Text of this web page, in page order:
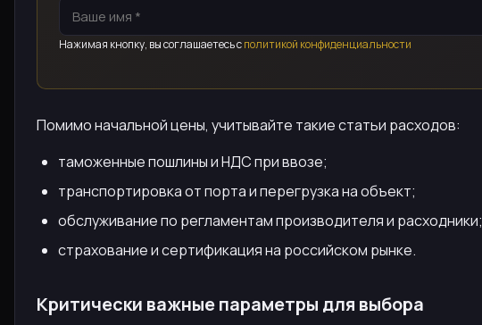
Нажимая кнопку, вы соглашаетесь сполитикой конфиденциальности
Помимо начальной цены, учитывайте такие статьи расходов:
таможенные пошлины и НДС при ввозе;
транспортировка от порта и перегрузка на объект;
обслуживание по регламентам производителя и расходники;
страхование и сертификация на российском рынке.
Критически важные параметры для выбора